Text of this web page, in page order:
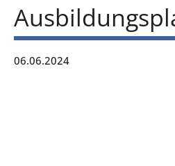
06.06.2024